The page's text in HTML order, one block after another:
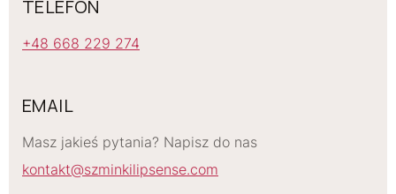
TELEFON
+48 668 229 274
EMAIL
Masz jakieś pytania? Napisz do nas
kontakt@szminkilipsense.com